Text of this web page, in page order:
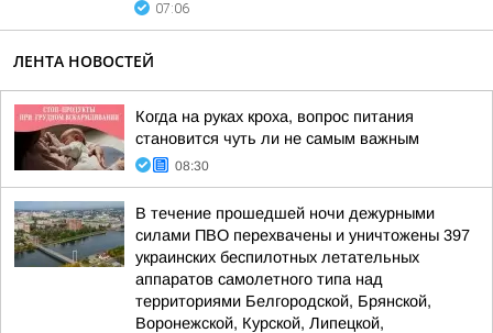
07:06
ЛЕНТА НОВОСТЕЙ
Когда на руках кроха, вопрос питания
становится чуть ли не самым важным
08:30
В течение прошедшей ночи дежурными
силами ПВО перехвачены и уничтожены 397
украинских беспилотных летательных
аппаратов самолетного типа над
территориями Белгородской, Брянской,
Воронежской, Курской, Липецкой,